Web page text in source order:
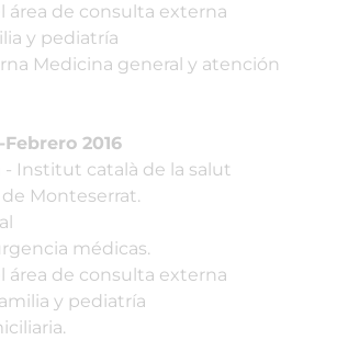
área de consulta externa
y pediatría
Medicina general y atención
Febrero 2016
- Institut català de la salut
de Monteserrat.
médicas.
área de consulta externa
y pediatría